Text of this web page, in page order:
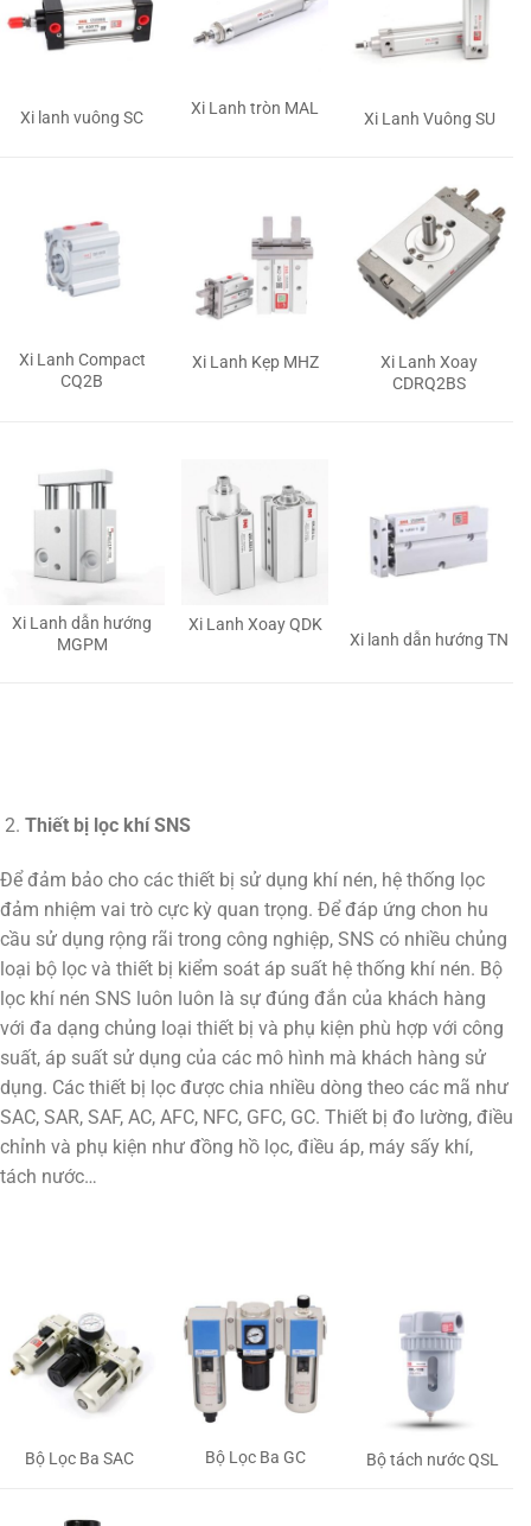
Xi lanh vuông SC Xi Lanh tròn MAL
Xi Lanh Vuông SU
Xi Lanh Compact
CQ2B
Xi Lanh Kẹp MHZ
Xi Lanh Xoay
CDRQ2BS
Xi Lanh dẫn hướng
MGPM
Xi Lanh Xoay QDK
Xi lanh dẫn hướng TN
Thiết bị lọc khí SNS
Để đảm bảo cho các thiết bị sử dụng khí nén, hệ thống lọc
đảm nhiệm vai trò cực kỳ quan trọng. Để đáp ứng chon hu
cầu sử dụng rộng rãi trong công nghiệp, SNS có nhiều chủng
loại bộ lọc và thiết bị kiểm soát áp suất hệ thống khí nén. Bộ
lọc khí nén SNS luôn luôn là sự đúng đắn của khách hàng
với đa dạng chủng loại thiết bị và phụ kiện phù hợp với công
suất, áp suất sử dụng của các mô hình mà khách hàng sử
dụng. Các thiết bị lọc được chia nhiều dòng theo các mã như
SAC, SAR, SAF, AC, AFC, NFC, GFC, GC. Thiết bị đo lường, điều
chỉnh và phụ kiện như đồng hồ lọc, điều áp, máy sấy khí,
tách nước…
Bộ Lọc Ba SAC Bộ Lọc Ba GC Bộ tách nước QSL